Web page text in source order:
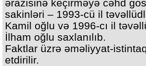
ərazisinə keçirməyə cəhd
sakinləri – 1993-cü il
Kamil oğlu və 1996-cı il
İlham oğlu saxlanılıb.
Faktlar üzrə əməliyyаt-
еtdirilir.